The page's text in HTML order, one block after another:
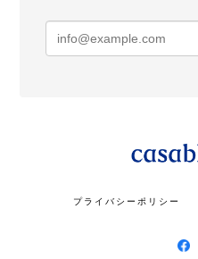
プライバシーポリシー